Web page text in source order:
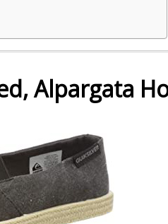
Alpargata